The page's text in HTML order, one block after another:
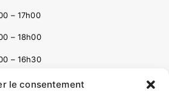
le consentement
– 17h00
– 18h00
– 16h30